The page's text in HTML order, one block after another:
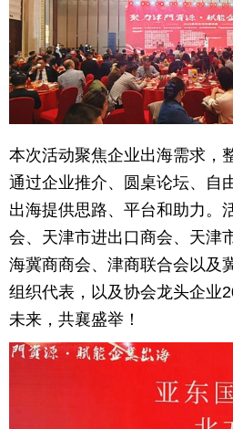
尚
体
儿
旅
戏
快
讯
财
经
文
化
本次活动聚焦企业出海需求，
通过企业推介、圆桌论坛、自
出海提供思路、平台和助力。
会、天津市进出口商会、天津
海冀商商会、津商联合会以及
组织代表，以及协会龙头企业
未来，共襄盛举！